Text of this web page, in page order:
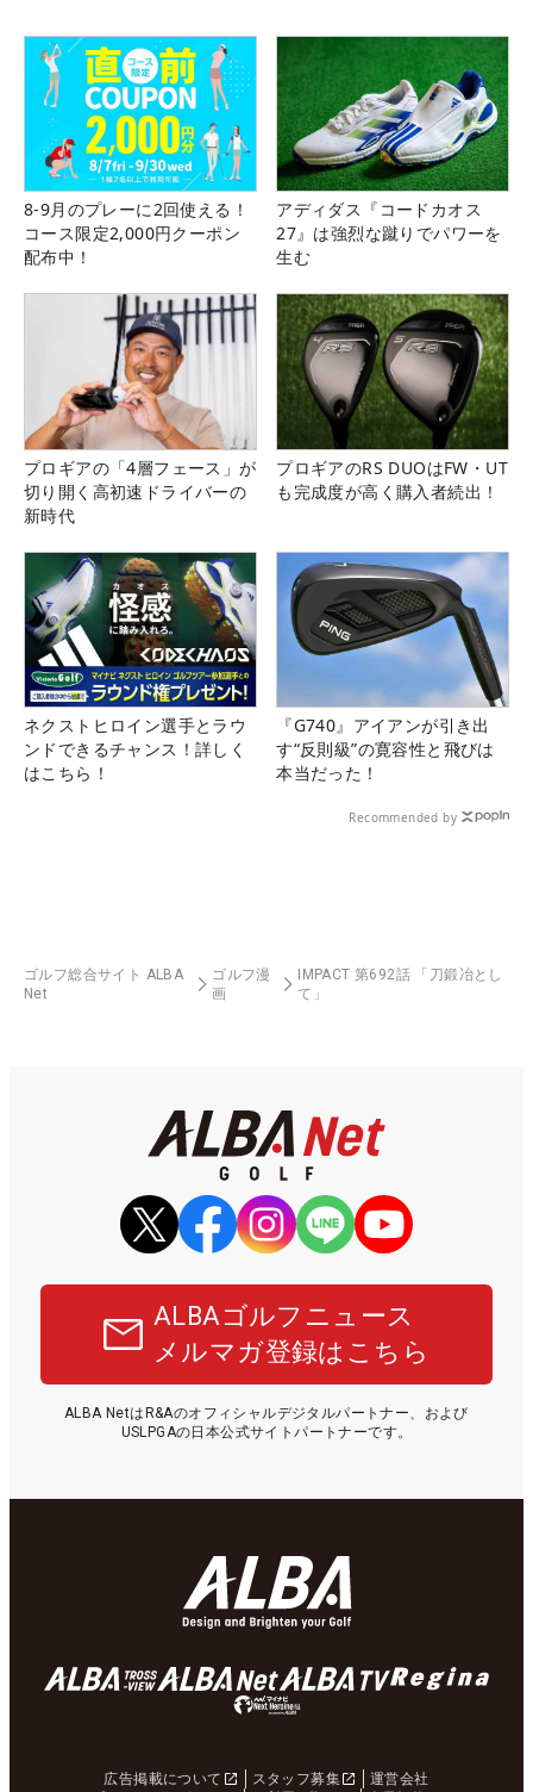
8-9月のプレーに2回使える！
コース限定2,000円クーポン
配布中！
アディダス『コードカオス
27』は強烈な蹴りでパワーを
生む
プロギアの「4層フェース」が
切り開く高初速ドライバーの
新時代
プロギアのRS DUOはFW・UT
も完成度が高く購入者続出！
ネクストヒロイン選手とラウ
ンドできるチャンス！詳しく
はこちら！
『G740』アイアンが引き出
す“反則級”の寛容性と飛びは
本当だった！
Recommended by
ゴルフ総合サイト ALBA
Net
ゴルフ漫
画
IMPACT 第692話 「刀鍛冶とし
て」
ALBAゴルフニュース
メルマガ登録はこちら
ALBA NetはR&Aのオフィシャルデジタルパートナー、および
USLPGAの日本公式サイトパートナーです。
広告掲載について スタッフ募集
運営会社